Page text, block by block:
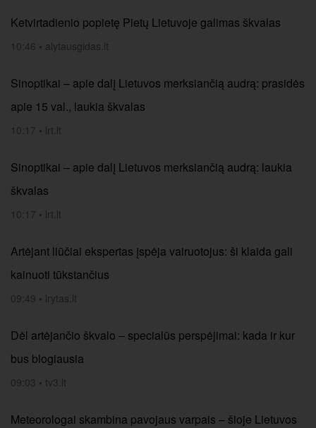
Ketvirtadienio popietę Pietų Lietuvoje galimas škvalas
10:46 • alytausgidas.lt
Sinoptikai – apie dalį Lietuvos merksiančią audrą: prasidės
apie 15 val., laukia škvalas
10:17 • lrt.lt
Sinoptikai – apie dalį Lietuvos merksiančią audrą: laukia
škvalas
10:17 • lrt.lt
Artėjant liūčiai ekspertas įspėja vairuotojus: ši klaida gali
kainuoti tūkstančius
09:49 • lrytas.lt
Dėl artėjančio škvalo – specialūs perspėjimai: kada ir kur
bus blogiausia
09:03 • tv3.lt
Meteorologai skambina pavojaus varpais – šioje Lietuvos